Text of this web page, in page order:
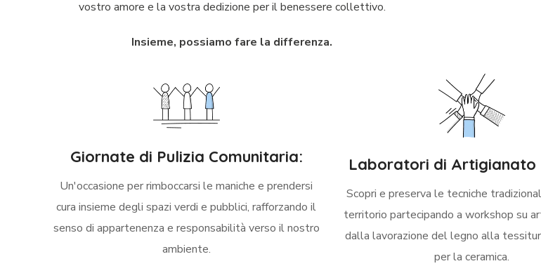
vostro amore e la vostra dedizione per il benessere collettivo.
Insieme, possiamo fare la differenza.
Giornate di Pulizia Comunitaria:
Un'occasione per rimboccarsi le maniche e prendersi
cura insieme degli spazi verdi e pubblici, rafforzando il
senso di appartenenza e responsabilità verso il nostro
ambiente.
Laboratori di Artigianato
Scopri e preserva le tecniche
territorio partecipando a workshop su
dalla lavorazione del legno alla
per la ceramica.